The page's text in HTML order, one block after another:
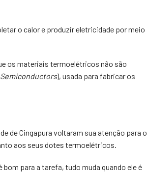
o calor e produzir eletricidade por meio
os materiais termoelétricos não são
), usada para fabricar os
de Cingapura voltaram sua atenção para o
aos seus dotes termoelétricos.
para a tarefa, tudo muda quando ele é